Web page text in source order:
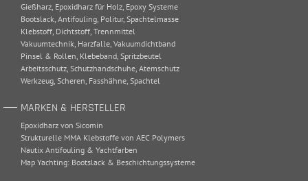
Gießharz Epoxidharz für Holz Epoxy Systeme
Bootslack Antifouling Politur, Spachtelmasse
Klebstoff Dichtstoff Trennmittel
Vakuumtechnik Harzfalle Vakuumdichtband
Pinsel & Rollen Klebeband Spritzbeutel
Arbeitsschutz Schutzhandschuhe Atemschutz
Werkzeug Scheren Fasshähne Spachtel
MARKEN & HERSTELLER
Epoxidharz von Sicomin
Strukturelle MMA Klebstoffe von AEC Polymers
Nautix Antifouling & Yachtfarben
Map Yachting: Bootslack & Beschichtungssysteme